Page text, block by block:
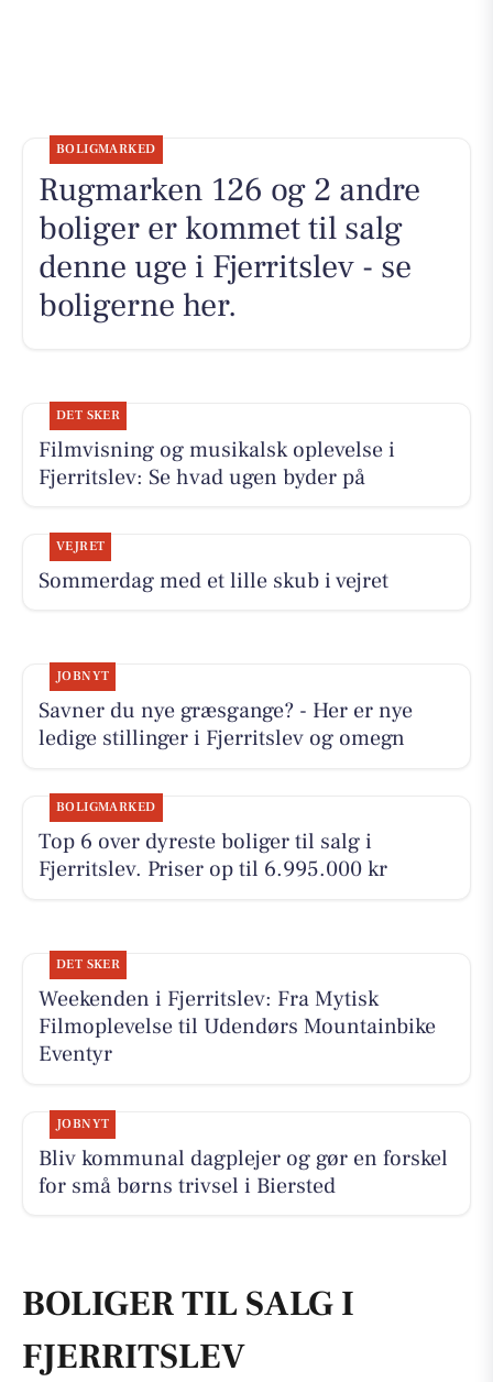
BOLIGMARKED
Rugmarken 126 og 2 andre
boliger er kommet til salg
denne uge i Fjerritslev - se
boligerne her.
DET SKER
Filmvisning og musikalsk oplevelse i
Fjerritslev: Se hvad ugen byder på
VEJRET
Sommerdag med et lille skub i vejret
JOBNYT
Savner du nye græsgange? - Her er nye
ledige stillinger i Fjerritslev og omegn
BOLIGMARKED
Top 6 over dyreste boliger til salg i
Fjerritslev. Priser op til 6.995.000 kr
DET SKER
Weekenden i Fjerritslev: Fra Mytisk
Filmoplevelse til Udendørs Mountainbike
Eventyr
JOBNYT
Bliv kommunal dagplejer og gør en forskel
for små børns trivsel i Biersted
BOLIGER TIL SALG I
FJERRITSLEV